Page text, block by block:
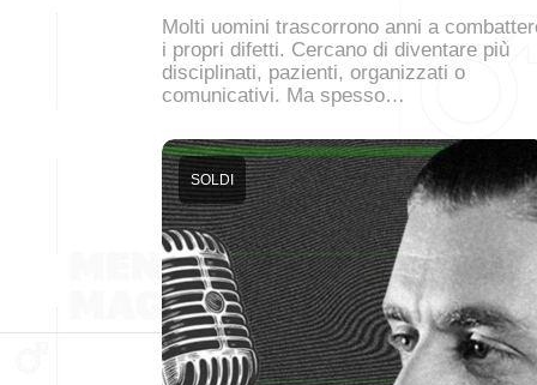
Molti uomini trascorrono anni a
i propri difetti. Cercano di diventare più
disciplinati, pazienti, organizzati o
comunicativi. Ma spesso…
SOLDI